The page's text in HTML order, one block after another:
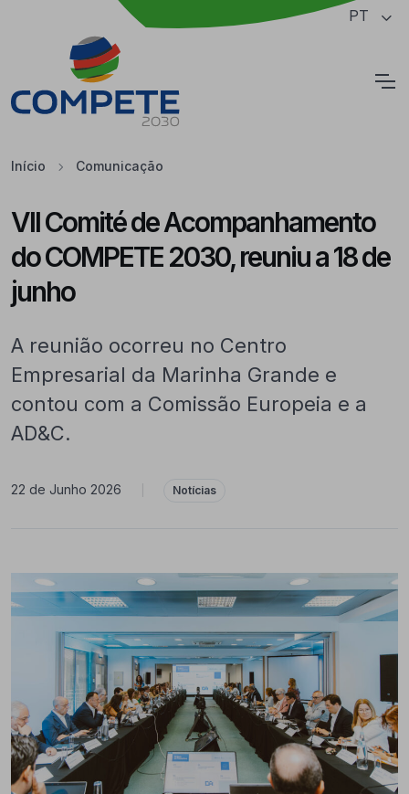
Saltar para o conteúdo principal da página PT
Início Comunicação
VII Comité de Acompanhamento
do COMPETE 2030, reuniu a 18 de
junho
A reunião ocorreu no Centro
Empresarial da Marinha Grande e
contou com a Comissão Europeia e a
AD&C.
22 de Junho 2026 Notícias